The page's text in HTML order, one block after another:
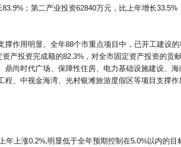
；第二产业投资62840万元，比上年增长
作用明显。全年88个市重点项目中，已开工建设
产投资完成额的82.3%，对全市固定资产投资的贡
尚时代广场、保障性住房、电力基础设施建设、
程、中视金海湾、光村银滩旅游度假区等项目支撑
年上涨0.2%,明显低于全年预期控制在5.0%以内的